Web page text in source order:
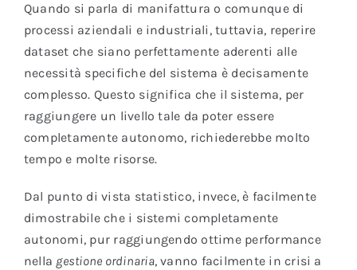
Quando si parla di manifattura o comunque di
processi aziendali e industriali, tuttavia, reperire
dataset che siano perfettamente aderenti alle
necessità specifiche del sistema è decisamente
complesso. Questo significa che il sistema, per
raggiungere un livello tale da poter essere
completamente autonomo, richiederebbe molto
tempo e molte risorse.
Dal punto di vista statistico, invece, è facilmente
dimostrabile che i sistemi completamente
autonomi, pur raggiungendo ottime performance
nella gestione ordinaria, vanno facilmente in crisi a